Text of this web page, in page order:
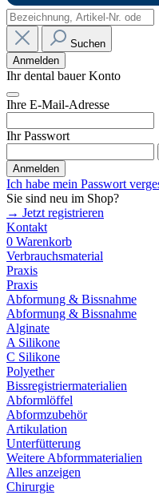
Suchen
Anmelden
Ihr dental bauer Konto
Ihre E-Mail-Adresse
Ihr Passwort
Anmelden
Ich habe mein Passwort
Sie sind neu im Shop?
→ Jetzt registrieren
Kontakt
0 Warenkorb
Verbrauchsmaterial
Praxis
Praxis
Abformung & Bissnahme
Abformung & Bissnahme
Alginate
A Silikone
C Silikone
Polyether
Bissregistriermaterialien
Abformlöffel
Abformzubehör
Artikulation
Unterfütterung
Weitere Abformmaterialien
Alles anzeigen
Chirurgie